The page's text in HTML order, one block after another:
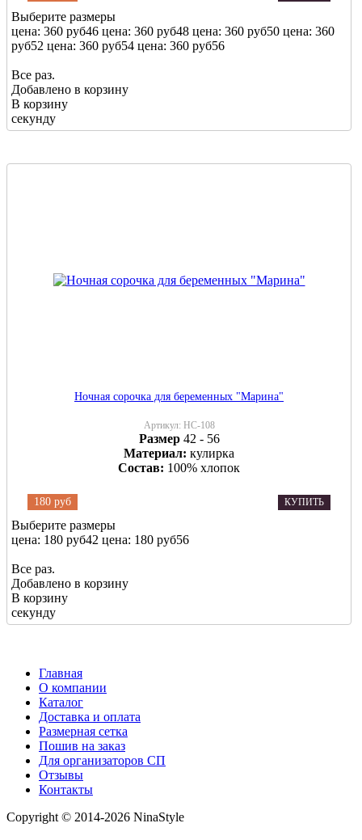
Выберите размеры
цена: 360 руб46 цена: 360 руб48 цена: 360 руб50 цена: 360
руб52 цена: 360 руб54 цена: 360 руб56
Все раз.
Добавлено в корзину
В корзину
секунду
Ночная сорочка для беременных "Марина"
Артикул: НС-108
Размер 42 - 56
Материал: кулирка
Состав: 100% хлопок
180 руб КУПИТЬ
Выберите размеры
цена: 180 руб42 цена: 180 руб56
Все раз.
Добавлено в корзину
В корзину
секунду
Главная
О компании
Каталог
Доставка и оплата
Размерная сетка
Пошив на заказ
Для организаторов СП
Отзывы
Контакты
Copyright © 2014-2026 NinaStyle